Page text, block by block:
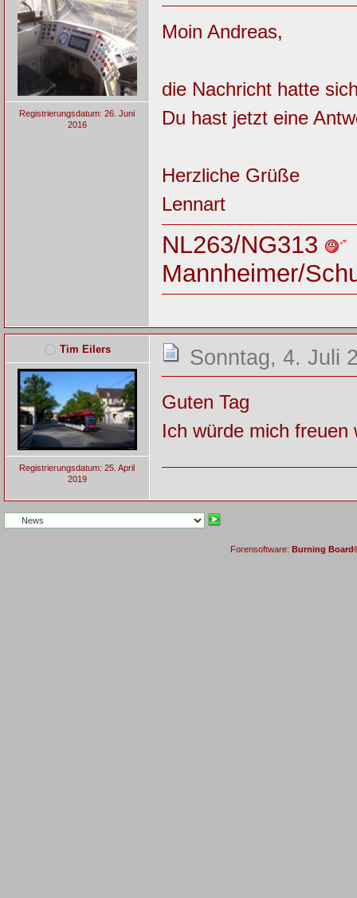
Registrierungsdatum: 26. Juni
2016
Moin Andreas,
die Nachricht hatte
Du hast jetzt eine
Herzliche Grüße
Lennart
NL263/NG313
Mannheimer/
Tim Eilers
Registrierungsdatum: 25. April
2019
Sonntag, 4. Juli
Guten Tag
Ich würde mich
Forensoftware: Burning